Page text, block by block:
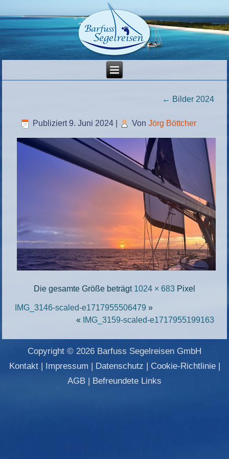
← Bilder 2024
Publiziert 9. Juni 2024 Von Jörg Böttcher
Die gesamte Größe beträgt 1024 × 683 Pixel
IMG_3146-scaled-e1717955506479 »
«
IMG_3159-scaled-e1717955199163
Copyright © 2026 Barfuss Segelreisen GmbH
Kontakt| Impressum | Datenschutz | Cookie-Richtlinie|
AGB | Befreundete Links